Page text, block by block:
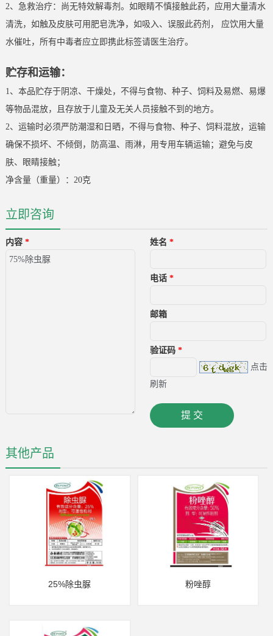
2、急救治疗：尚无特效解毒剂。如眼睛不慎接触此药，应用大量清水
清洗，如触及皮肤可用肥皂洗净，如吸入、误服此药剂， 应饮用大量
水催吐，所有中毒者应立即携此标签请医生治疗。
贮存和运输：
1、本品贮存于阴凉、干燥处，不得与食物、种子、饲料及易燃、易爆
等物品混放，且存放于儿童及无关人员接触不到的地方。
2、运输时必须严防潮湿和日晒，不得与食物、种子、饲料混放，运输
确保不损坏、不倾倒，防高温、雨淋，用专用车辆运输；避免与皮
肤、眼睛接触；
净含量（重量）：20克
立即咨询
内容 * 姓名 *
电话 *
邮箱
验证码 *
点击
刷新
其他产品
25%除虫脲 粉唑醇